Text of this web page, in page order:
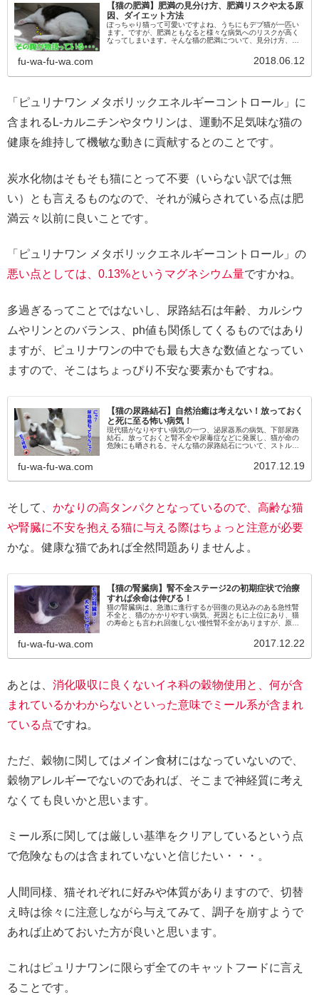
【猫の肥満】肥満の見分け方、肥満リスクや太る原
因、ダイエット方法
ぽっちゃり猫って可愛いですよね、うちにもデブ猫が一匹い
ます。ですが、肥満ともなると様々な病気へのリスクが高く
なってしまいます。そんな猫の肥満について、見分け方、肥
fu-wa-fu-wa.com 2018.06.12
「ピュリナワン メタボリックエネルギーコントロール」に
含まれるL-カルニチンやタウリンは、運動不足気味な猫の
健康を維持して機敏な動きに貢献するとのことです。
炭水化物はそもそも猫にとって不要（いらない訳では無
い）とも言えるものなので、それが減らされている点は肥
満云々以前に良いことです。
「ピュリナワン メタボリックエネルギーコントロール」の
悪い点としては、0.13%というマグネシウム量ですかね。
多過ぎるってことではないし、尿路結石は年齢、カルシウ
ムやリンとのバランス、ph値も関係してくるものではあり
ますが、ピュリナワンの中でも最も大きな数値となってい
ますので、そこはちょっぴり不安な要素かもですね。
【猫の尿路結石】自然治癒は考えない！放っておく
と死に至る怖い病気！
現代猫がなりやすい病気の一つ、泌尿器系の病気、下部尿路
結石。放っておくと腎不全や尿毒症などに発展し、猫が命の
危険にも晒される。そんな猫の尿路結石について、ストルバ
fu-wa-fu-wa.com 2017.12.19
そして、 かなりの高タンパクとなっているので、高齢な猫
や腎臓に不安を抱える猫に与える際はちょっと注意が必要
かな。健康な猫であれば全然問題ありませんよ。
【猫の腎臓病】腎不全ステージ2の初期症状で治療
すれば余命は伸びる！
猫の腎臓病は、急激に進行するが回復の見込みのある急性腎
不全と、猫のかかりやすい病気、死因ともに上位にあり、猫
の寿命とも言われ回復しない慢性腎不全がありますが、原因
fu-wa-fu-wa.com 2017.12.22
あとは、 消化吸収に良くないイネ科の穀物使用と、何が含
まれているかわからないといった意味でミール系が含まれ
ている点ですね。
ただ、穀物に関してはメイン食材にはなっていないので、
穀物アレルギーでないのであれば、そこまで神経質に考え
なくても良いかと思います。
ミール系に関しては厳しい基準をクリアしているという点
で危険なものは含まれていないと信じたい・・・。
人間同様、猫それぞれに好みや体質がありますので、切替
え時は徐々に注意しながら与えてみて、調子を崩すようで
あれば止めておいた方が良いと思います。
これはピュリナワンに限らず全てのキャットフードに言え
ることです。